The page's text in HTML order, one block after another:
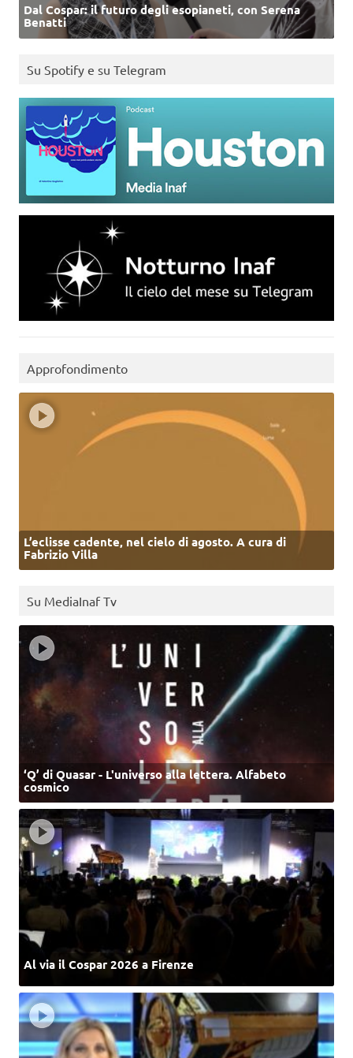
Dal Cospar: il futuro degli esopianeti, con Serena
Benatti
Su Spotify e su Telegram
Approfondimento
L’eclisse cadente, nel cielo di agosto. A cura di
Fabrizio Villa
Su MediaInaf Tv
‘Q’ di Quasar - L'universo alla lettera. Alfabeto
cosmico
Al via il Cospar 2026 a Firenze